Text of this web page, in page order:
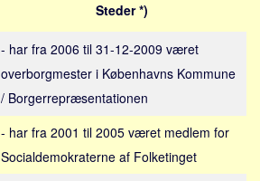
Steder *)
- har fra 2006 til 31-12-2009 været
overborgmester i Københavns Kommune
/ Borgerrepræsentationen
- har fra 2001 til 2005 været medlem for
Socialdemokraterne af Folketinget